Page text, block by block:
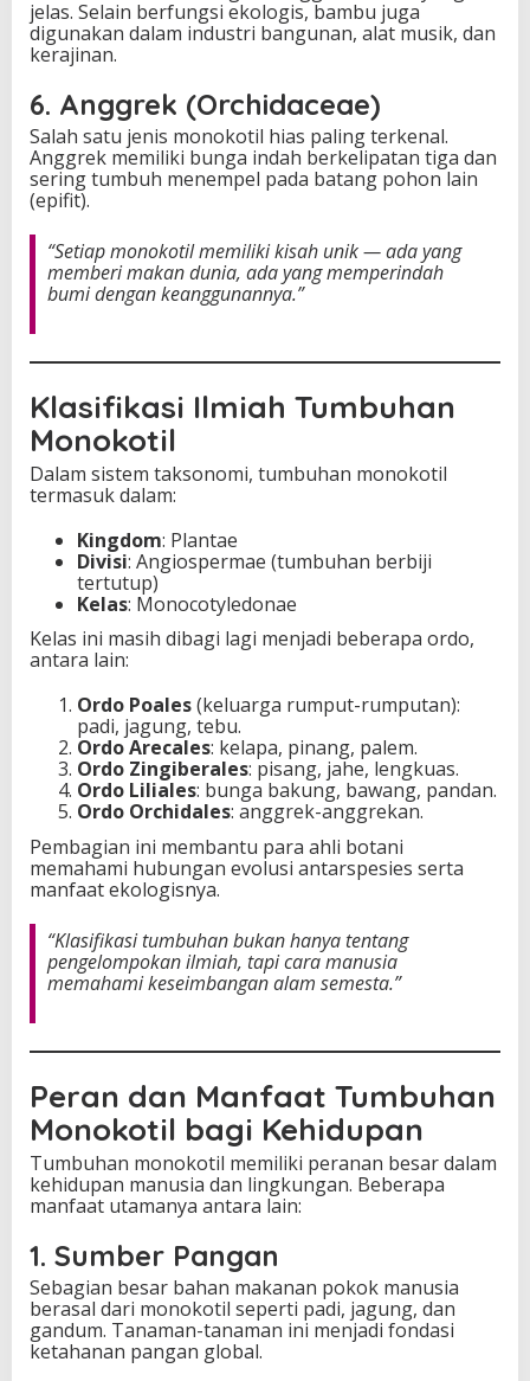
jelas. Selain berfungsi ekologis, bambu juga
digunakan dalam industri bangunan, alat musik, dan
kerajinan.
6. Anggrek (Orchidaceae)
Salah satu jenis monokotil hias paling terkenal.
Anggrek memiliki bunga indah berkelipatan tiga dan
sering tumbuh menempel pada batang pohon lain
(epifit).
“Setiap monokotil memiliki kisah unik — ada yang
memberi makan dunia, ada yang memperindah
bumi dengan keanggunannya.”
Klasifikasi Ilmiah Tumbuhan
Monokotil
Dalam sistem taksonomi, tumbuhan monokotil
termasuk dalam:
Kingdom: Plantae
Divisi: Angiospermae (tumbuhan berbiji
tertutup)
Kelas: Monocotyledonae
Kelas ini masih dibagi lagi menjadi beberapa ordo,
antara lain:
Ordo Poales(keluarga rumput-rumputan):
padi, jagung, tebu.
Ordo Arecales: kelapa, pinang, palem.
Ordo Zingiberales: pisang, jahe, lengkuas.
Ordo Liliales: bunga bakung, bawang, pandan.
Ordo Orchidales: anggrek-anggrekan.
Pembagian ini membantu para ahli botani
memahami hubungan evolusi antarspesies serta
manfaat ekologisnya.
“Klasifikasi tumbuhan bukan hanya tentang
pengelompokan ilmiah, tapi cara manusia
memahami keseimbangan alam semesta.”
Peran dan Manfaat Tumbuhan
Monokotil bagi Kehidupan
Tumbuhan monokotil memiliki peranan besar dalam
kehidupan manusia dan lingkungan. Beberapa
manfaat utamanya antara lain:
1. Sumber Pangan
Sebagian besar bahan makanan pokok manusia
berasal dari monokotil seperti padi, jagung, dan
gandum. Tanaman-tanaman ini menjadi fondasi
ketahanan pangan global.